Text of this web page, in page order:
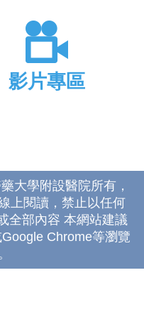
影片專區
大學附設醫院所有，
上閱讀，禁止以任何
全部內容 本網站建議
Chrome等瀏覽